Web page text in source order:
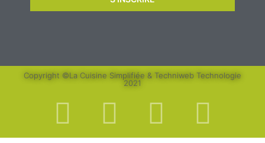
Copyright ©La Cuisine Simplifiée & Techniweb Technologie
2021